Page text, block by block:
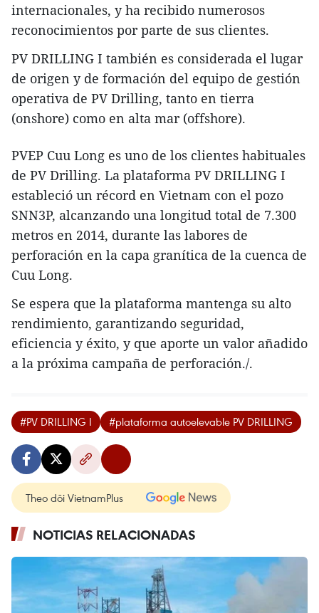
internacionales, y ha recibido numerosos
reconocimientos por parte de sus clientes.
PV DRILLING I también es considerada el lugar
de origen y de formación del equipo de gestión
operativa de PV Drilling, tanto en tierra
(onshore) como en alta mar (offshore).
PVEP Cuu Long es uno de los clientes habituales
de PV Drilling. La plataforma PV DRILLING I
estableció un récord en Vietnam con el pozo
SNN3P, alcanzando una longitud total de 7.300
metros en 2014, durante las labores de
perforación en la capa granítica de la cuenca de
Cuu Long.
Se espera que la plataforma mantenga su alto
rendimiento, garantizando seguridad,
eficiencia y éxito, y que aporte un valor añadido
a la próxima campaña de perforación./.
#PV DRILLING I #plataforma autoelevable PV DRILLING
Theo dõi VietnamPlus
NOTICIAS RELACIONADAS